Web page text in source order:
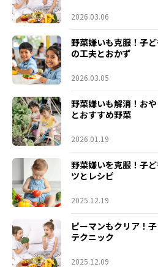
2026.03.06
野菜嫌いも克服！子
の工夫とおかず
2026.03.05
野菜嫌いも解消！お
とおすすめ野菜
2026.01.19
野菜嫌いを克服！子
ツとレシピ
2025.12.19
ピーマンもクリア！
テクニック
2025.12.09